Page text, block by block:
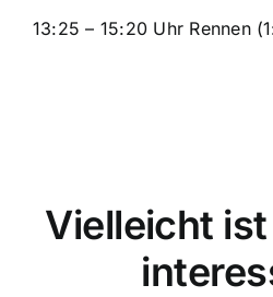
13:25 – 15:20 Uhr Rennen
Vielleicht